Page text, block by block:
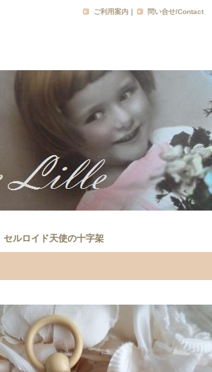
ご利用案内 ｜ 問い合せ/Contact
セルロイド天使の十字架